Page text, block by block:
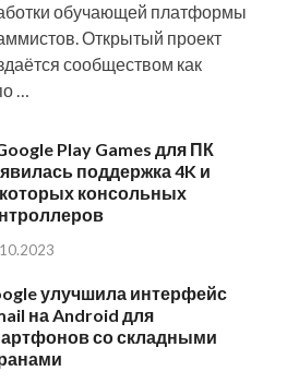
обучающей платформы
Открытый проект
сообществом как
…
Play Games для ПК
поддержка 4K и
консольных
улучшила интерфейс
на Android для
со складными